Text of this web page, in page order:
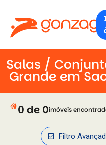
Salas /
Grande em
house0 de 0imóveis
check_box Filtro